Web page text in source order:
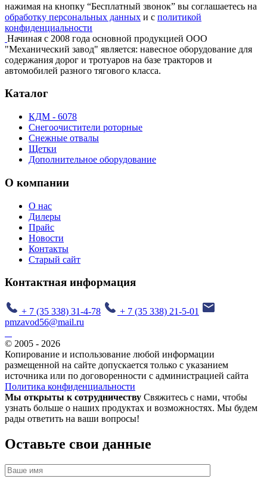
нажимая на кнопку “Бесплатный звонок” вы соглашаетесь на
обработку персональных данных и с политикой
конфиденциальности
Начиная с 2008 года основной продукцией ООО
"Механический завод" является: навесное оборудование для
содержания дорог и тротуаров на базе тракторов и
автомобилей разного тягового класса.
Каталог
КДМ - 6078
Снегоочистители роторные
Снежные отвалы
Щетки
Дополнительное оборудование
О компании
О нас
Дилеры
Прайс
Новости
Контакты
Старый сайт
Контактная информация
+ 7 (35 338) 31-4-78
+ 7 (35 338) 21-5-01
pmzavod56@mail.ru
© 2005 - 2026
Копирование и использование любой информации
размещенной на сайте допускается только с указанием
источника или по договоренности с администрацией сайта
Политика конфиденциальности
Мы открыты к сотрудничеству Свяжитесь с нами, чтобы
узнать больше о наших продуктах и возможностях. Мы будем
рады ответить на ваши вопросы!
Оставьте свои данные